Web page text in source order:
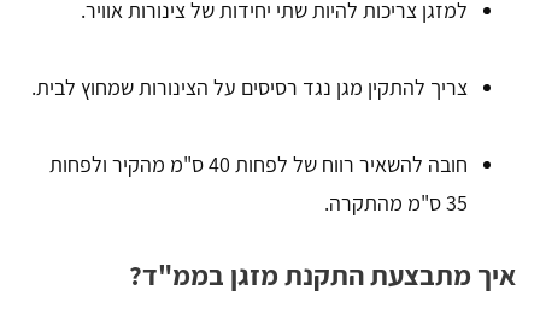
למזגן צריכות להיות שתי יחידות של צינורות אוויר.
צריך להתקין מגן נגד רסיסים על הצינורות שמחוץ לבית.
חובה להשאיר רווח של לפחות 40 ס"מ מהקיר ולפחות
35 ס"מ מהתקרה.
איך מתבצעת התקנת מזגן בממ"ד?